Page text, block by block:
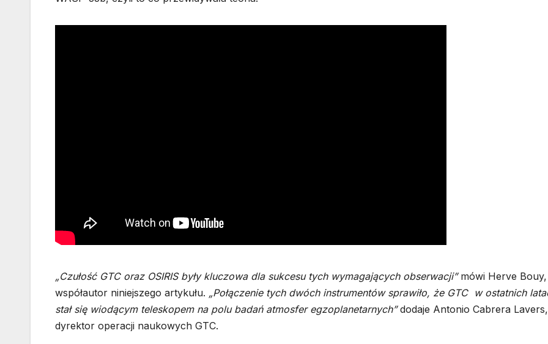
„Czułość GTC oraz OSIRIS były kluczowa dla sukcesu tych wymagających obserwacji”mówi Herve Bouy,
współautor niniejszego artykułu. „Połączenie tych dwóch instrumentów sprawiło, że GTC w ostatnich
stał się wiodącym teleskopem na polu badań atmosfer egzoplanetarnych”dodaje Antonio Cabrera Lavers,
dyrektor operacji naukowych GTC.